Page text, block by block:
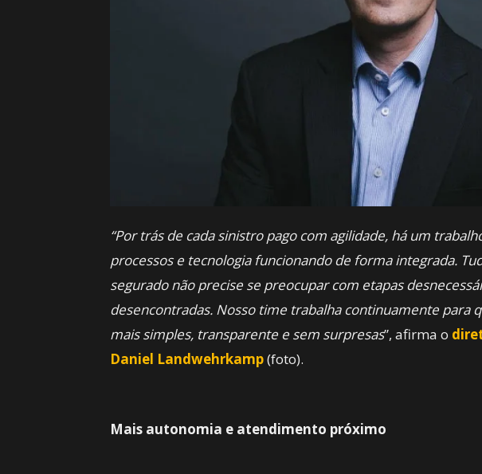
“Por trás de cada sinistro pago com agilidade, há um
processos e tecnologia funcionando de forma integrada.
segurado não precise se preocupar com etapas
desencontradas. Nosso time trabalha continuamente para
mais simples, transparente e sem surpresas”, afirma o
Daniel Landwehrkamp(foto).
Mais autonomia e atendimento próximo